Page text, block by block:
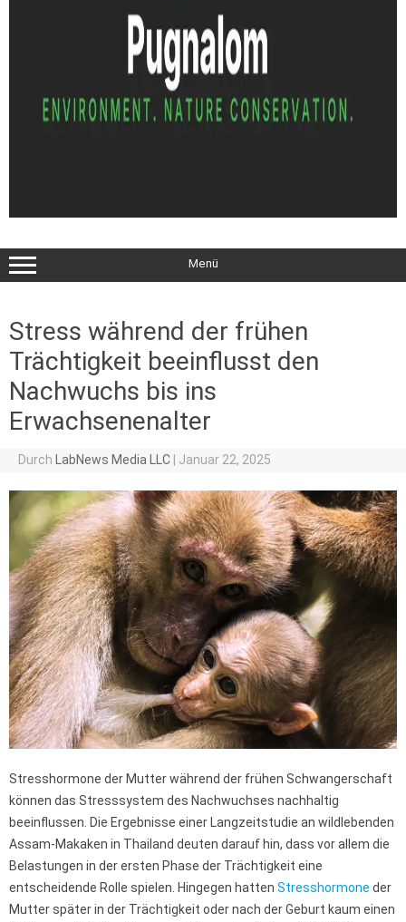
Menü
Stress während der frühen
Trächtigkeit beeinflusst den
Nachwuchs bis ins
Erwachsenenalter
Durch LabNews Media LLC Januar 22, 2025
Stresshormone der Mutter während der frühen Schwangerschaft
können das Stresssystem des Nachwuchses nachhaltig
beeinflussen. Die Ergebnisse einer Langzeitstudie an wildlebenden
Assam-Makaken in Thailand deuten darauf hin, dass vor allem die
Belastungen in der ersten Phase der Trächtigkeit eine
entscheidende Rolle spielen. Hingegen hatten Stresshormone der
Mutter später in der Trächtigkeit oder nach der Geburt kaum einen